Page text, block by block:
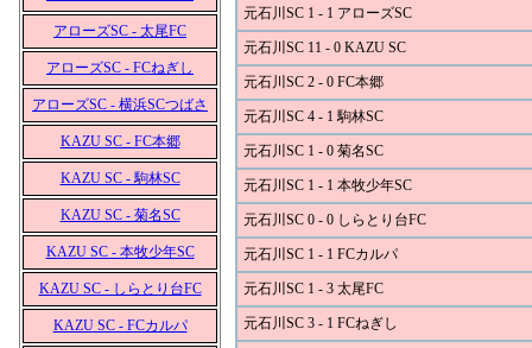
アローズSC - 太尾FC
アローズSC - FCねぎし
アローズSC - 横浜SCつばさ
KAZU SC - FC本郷
KAZU SC - 駒林SC
KAZU SC - 菊名SC
KAZU SC - 本牧少年SC
KAZU SC - しらとり台FC
KAZU SC - FCカルパ
元石川SC 1 - 1 アローズSC
元石川SC 11 - 0 KAZU SC
元石川SC 2 - 0 FC本郷
元石川SC 4 - 1 駒林SC
元石川SC 1 - 0 菊名SC
元石川SC 1 - 1 本牧少年SC
元石川SC 0 - 0 しらとり台FC
元石川SC 1 - 1 FCカルパ
元石川SC 1 - 3 太尾FC
元石川SC 3 - 1 FCねぎし